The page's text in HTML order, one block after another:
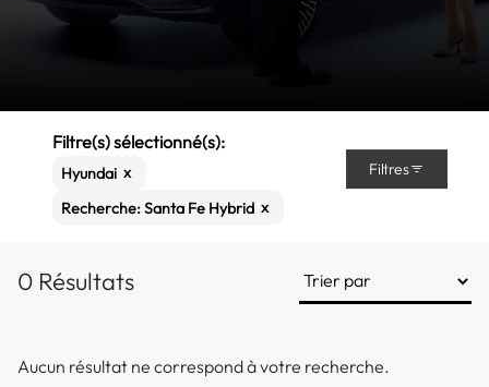
Filtre(s) sélectionné(s):
Hyundai x
Recherche: Santa Fe Hybrid x
Filtres
0 Résultats
Aucun résultat ne correspond à votre recherche.